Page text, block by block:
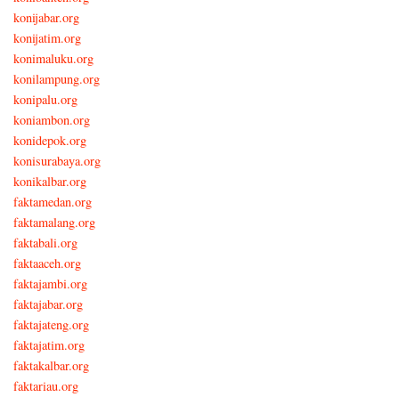
konijabar.org
konijatim.org
konimaluku.org
konilampung.org
konipalu.org
koniambon.org
konidepok.org
konisurabaya.org
konikalbar.org
faktamedan.org
faktamalang.org
faktabali.org
faktaaceh.org
faktajambi.org
faktajabar.org
faktajateng.org
faktajatim.org
faktakalbar.org
faktariau.org